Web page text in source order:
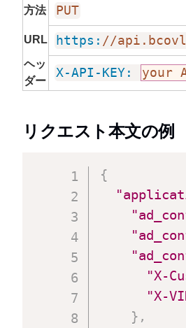
方法 PUT
URL https: //
ヘッ
ダー
X-API-KEY: your
リクエスト本文の例
{
"X-
"X-
} ,